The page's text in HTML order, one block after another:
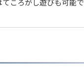
ころがし遊びも可能で